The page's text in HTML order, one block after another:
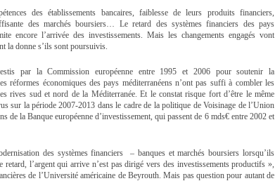
des établissements bancaires, faiblesse de leurs produits financiers,
des marchés boursiers… Le retard des systèmes financiers des pays
encore l’arrivée des investissements. Mais les changements engagés vont
la donne s’ils sont poursuivis.
par la Commission européenne entre 1995 et 2006 pour soutenir la
réformes économiques des pays méditerranéens n’ont pas suffi à combler les
rives sud et nord de la Méditerranée. Et le constat risque fort d’être le même
sur la période 2007-2013 dans le cadre de la politique de Voisinage de l’Union
de la Banque européenne d’investissement, qui passent de 6 mds€ entre 2002 et
des systèmes financiers – banques et marchés boursiers lorsqu’ils
l’argent qui arrive n’est pas dirigé vers des investissements productifs »,
de l’Université américaine de Beyrouth. Mais pas question pour autant de